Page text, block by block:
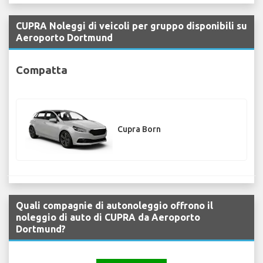
CUPRA Noleggi di veicoli per gruppo disponibili su
Aeroporto Dortmund
Compatta
Cupra Born
Quali compagnie di autonoleggio offrono il
noleggio di auto di CUPRA da Aeroporto
Dortmund?